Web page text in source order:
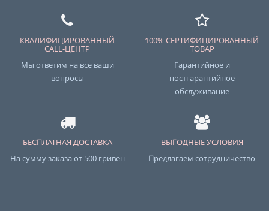
КВАЛИФИЦИРОВАННЫЙ
CALL-ЦЕНТР
Мы ответим на все ваши
вопросы
100% СЕРТИФИЦИРОВАННЫЙ
ТОВАР
Гарантийное и
постгарантийное
обслуживание
БЕСПЛАТНАЯ ДОСТАВКА
На сумму заказа от 500 гривен
ВЫГОДНЫЕ УСЛОВИЯ
Предлагаем сотрудничество